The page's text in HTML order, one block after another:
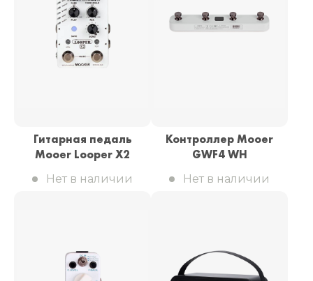
Гитарная педаль
Mooer Looper X2
Нет в наличии
Контроллер Mooer
GWF4 WH
Нет в наличии